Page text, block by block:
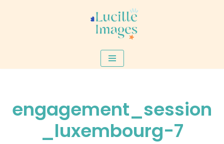
engagement_session
_luxembourg-7